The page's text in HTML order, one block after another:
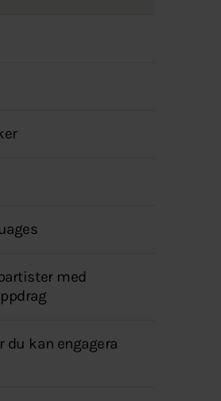
med
du kan engagera